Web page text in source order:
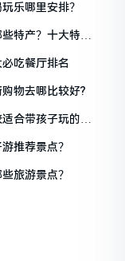
乐哪里安排？
特产？十大特产
吃餐厅排名
物去哪比较好?
合带孩子玩的地
推荐景点？
旅游景点？